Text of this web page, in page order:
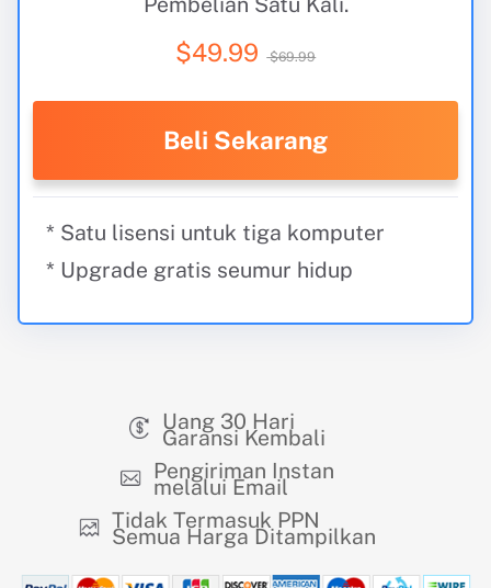
$49.99 $69.99
Beli Sekarang
* Satu lisensi untuk tiga komputer
* Upgrade gratis seumur hidup
Uang 30 Hari
Garansi Kembali
Pengiriman Instan
melalui Email
Tidak Termasuk PPN
Semua Harga Ditampilkan